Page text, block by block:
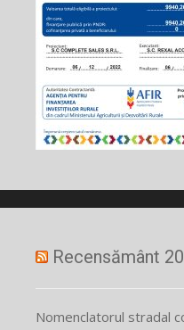
Recensământ
Nomenclatorul stradal